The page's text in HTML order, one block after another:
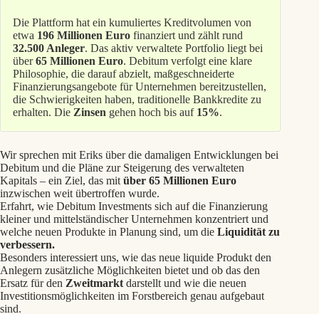
Die Plattform hat ein kumuliertes Kreditvolumen von
etwa 196 Millionen Euro finanziert und zählt rund
32.500 Anleger. Das aktiv verwaltete Portfolio liegt bei
über65 Millionen Euro. Debitum verfolgt eine klare
Philosophie, die darauf abzielt, maßgeschneiderte
Finanzierungsangebote für Unternehmen bereitzustellen,
die Schwierigkeiten haben, traditionelle Bankkredite zu
erhalten. Die Zinsen gehen hoch bis auf 15%.
Wir sprechen mit Eriks über die damaligen Entwicklungen bei
Debitum und die Pläne zur Steigerung des verwalteten
Kapitals – ein Ziel, das mit über 65 Millionen Euro
inzwischen weit übertroffen wurde.
Erfahrt, wie Debitum Investments sich auf die Finanzierung
kleiner und mittelständischer Unternehmen konzentriert und
welche neuen Produkte in Planung sind, um die Liquidität zu
verbessern.
Besonders interessiert uns, wie das neue liquide Produkt den
Anlegern zusätzliche Möglichkeiten bietet und ob das den
Ersatz für den Zweitmarkt darstellt und wie die neuen
Investitionsmöglichkeiten im Forstbereich genau aufgebaut
sind.